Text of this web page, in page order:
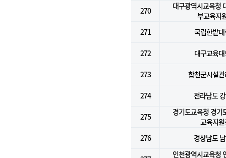
270
대구광역시교육청
부교육지
271
국립한밭
272 대구교육
273 합천군시설
274 전라남도
275
경기도교육청 경기
교육지
276
경상남도
인천광역시교육청